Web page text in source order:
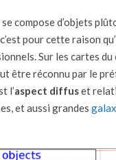
compose d’objets
pour cette raison
Sur les cartes
être réconnu par le
l’aspect diffuset
et aussi grandes